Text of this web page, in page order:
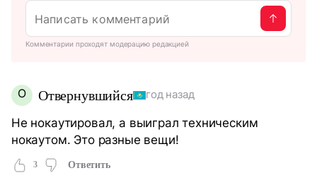
Комментарии проходят модерацию редакцией
О Отвернувшийся год назад
Не нокаутировал, а выиграл техническим
нокаутом. Это разные вещи!
3 Ответить